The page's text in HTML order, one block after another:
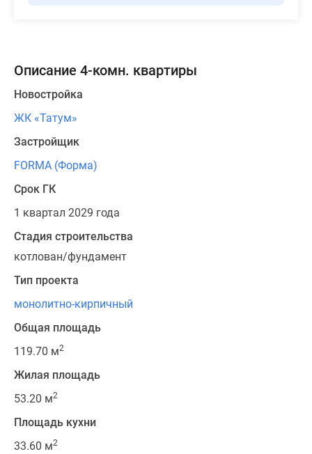
Описание 4-комн. квартиры
Новостройка
ЖК «Татум»
Застройщик
FORMA (Форма)
Срок ГК
1 квартал 2029 года
Стадия строительства
котлован/фундамент
Тип проекта
монолитно-кирпичный
Общая площадь
119.70 м2
Жилая площадь
53.20 м2
Площадь кухни
33.60 м2